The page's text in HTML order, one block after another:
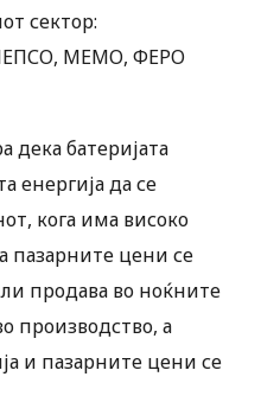
сектор:
МЕМО, ФЕРО
дека батеријата
енергија да се
кога има високо
пазарните цени се
продава во ноќните
производство, а
и пазарните цени се